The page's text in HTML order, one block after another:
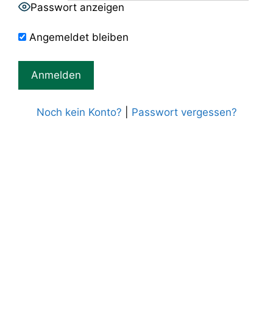
Passwort anzeigen
Angemeldet bleiben
Noch kein Konto? Passwort vergessen?